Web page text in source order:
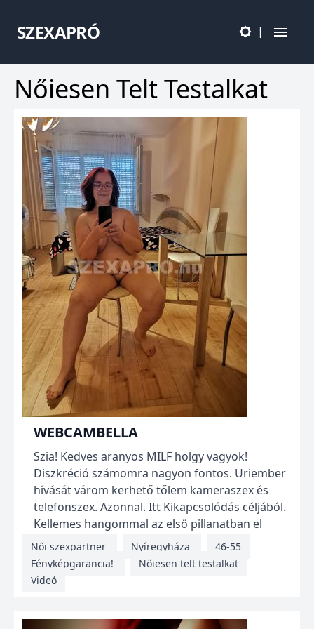
SZEXAPRÓ |
Nőiesen Telt Testalkat
WEBCAMBELLA
Szia! Kedves aranyos MILF holgy vagyok!
Diszkréció számomra nagyon fontos. Uriember
hívását várom kerhető tőlem kameraszex és
telefonszex. Azonnal. Itt Kikapcsolódás céljából.
Kellemes hangommal az első pillanatban el
bűvöllek! <...
Női szexpartner Nyíregyháza
46-55
Fényképgarancia!
Nőiesen telt testalkat
Videó